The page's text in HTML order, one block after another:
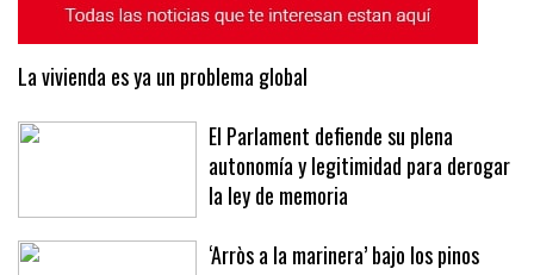
La vivienda es ya un problema global
El Parlament defiende su plena
autonomía y legitimidad para derogar
la ley de memoria
‘Arròs a la marinera’ bajo los pinos